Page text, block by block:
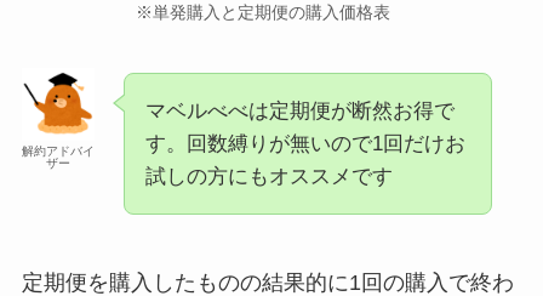
※単発購入と定期便の購入価格表
解約アドバイ
ザー
マベルべべは定期便が断然お得で
す。回数縛りが無いので1回だけお
試しの方にもオススメです
定期便を購入したものの結果的に1回の購入で終わ